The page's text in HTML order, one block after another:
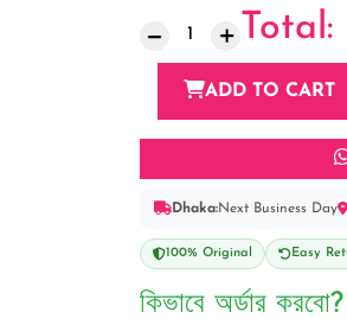
Total:
ADD TO CART
Dhaka:Next Business Day
100% Original Easy
কিভাবে অর্ডার করবো?